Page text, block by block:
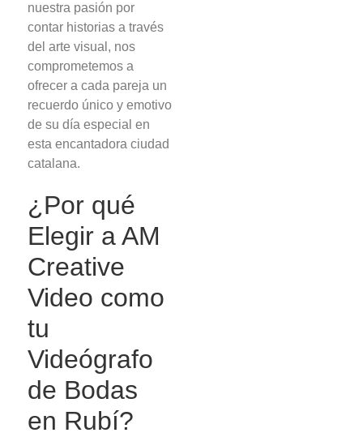
nuestra pasión por
contar historias a través
del arte visual, nos
comprometemos a
ofrecer a cada pareja un
recuerdo único y emotivo
de su día especial en
esta encantadora ciudad
catalana.
¿Por qué
Elegir a AM
Creative
Video como
tu
Videógrafo
de Bodas
en Rubí?